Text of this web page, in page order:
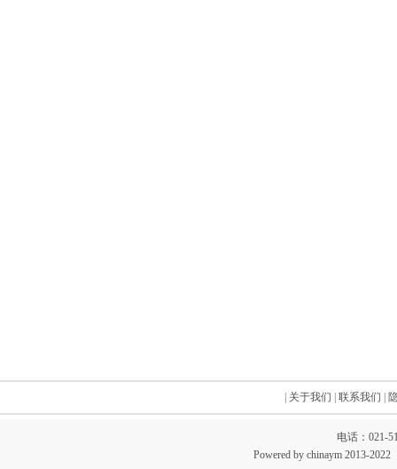
关于我们 联系我们
电话：021-
Powered by chinaym 2013-